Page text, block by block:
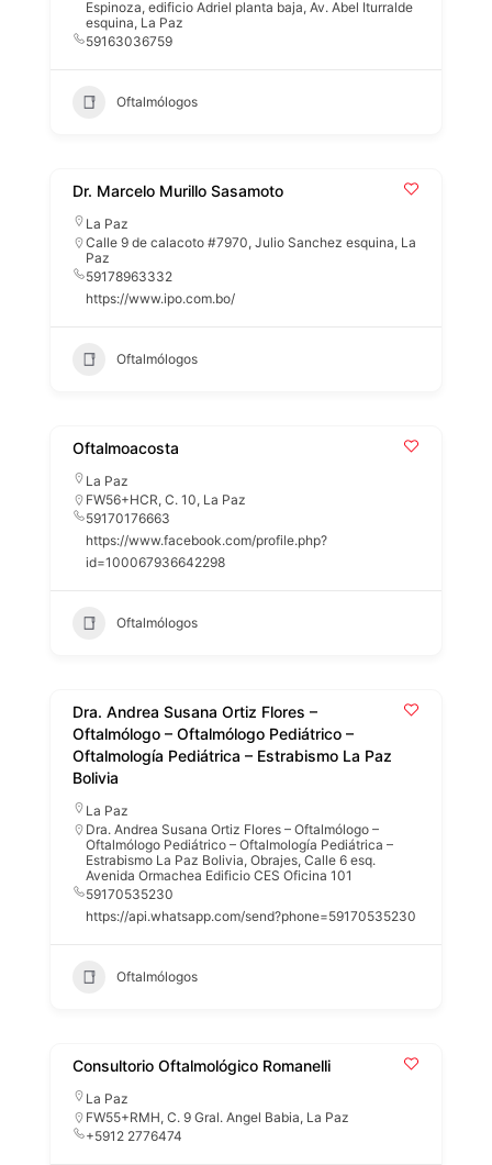
Espinoza, edificio Adriel planta baja, Av. Abel Iturralde
esquina, La Paz
59163036759
Oftalmólogos
Dr. Marcelo Murillo Sasamoto
La Paz
Calle 9 de calacoto #7970, Julio Sanchez esquina, La
Paz
59178963332
https://www.ipo.com.bo/
Oftalmólogos
Oftalmoacosta
La Paz
FW56+HCR, C. 10, La Paz
59170176663
https://www.facebook.com/profile.php?
id=100067936642298
Oftalmólogos
Dra. Andrea Susana Ortiz Flores –
Oftalmólogo – Oftalmólogo Pediátrico –
Oftalmología Pediátrica – Estrabismo La Paz
Bolivia
La Paz
Dra. Andrea Susana Ortiz Flores – Oftalmólogo –
Oftalmólogo Pediátrico – Oftalmología Pediátrica –
Estrabismo La Paz Bolivia, Obrajes, Calle 6 esq.
Avenida Ormachea Edificio CES Oficina 101
59170535230
https://api.whatsapp.com/send?phone=59170535230
Oftalmólogos
Consultorio Oftalmológico Romanelli
La Paz
FW55+RMH, C. 9 Gral. Angel Babia, La Paz
+5912 2776474